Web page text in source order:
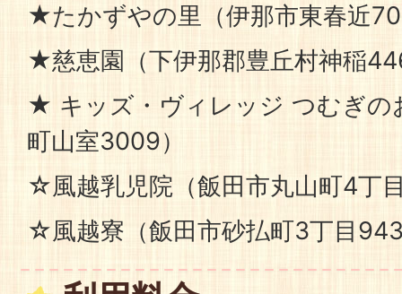
★たかずやの里（伊那市東春近
★慈恵園（下伊那郡豊丘村神稲
★ キッズ・ヴィレッジ つむぎの
町山室3009）
☆風越乳児院（飯田市丸山町4丁
☆風越寮（飯田市砂払町3丁目